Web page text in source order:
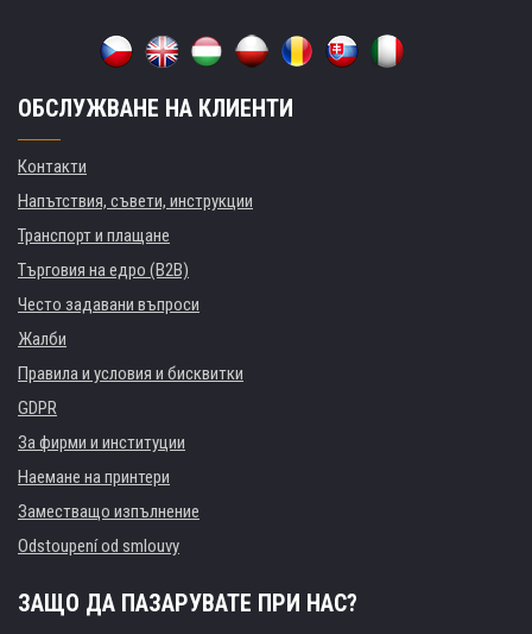
ОБСЛУЖВАНЕ НА КЛИЕНТИ
Контакти
Напътствия, съвети, инструкции
Транспорт и плащане
Търговия на едро (B2B)
Често задавани въпроси
Жалби
Правила и условия и бисквитки
GDPR
За фирми и институции
Наемане на принтери
Заместващо изпълнение
Odstoupení od smlouvy
ЗАЩО ДА ПАЗАРУВАТЕ ПРИ НАС?